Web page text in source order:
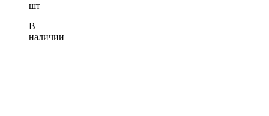
шт
В
наличии